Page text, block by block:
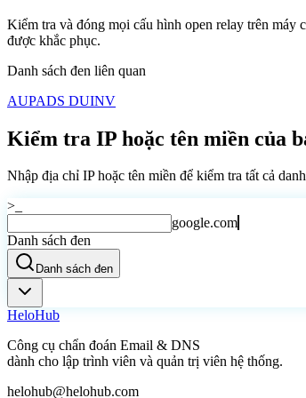
Kiểm tra và đóng mọi cấu hình open relay trên
được khắc phục.
Danh sách đen liên quan
AUPADS DUINV
Kiểm tra IP hoặc tên miền của
Nhập địa chỉ IP hoặc tên miền để kiểm tra tất cả
>_
google.com
Danh sách đen
Danh sách đen
HeloHub
Công cụ chẩn đoán Email & DNS
dành cho lập trình viên và quản trị viên hệ thống.
helohub@helohub.com